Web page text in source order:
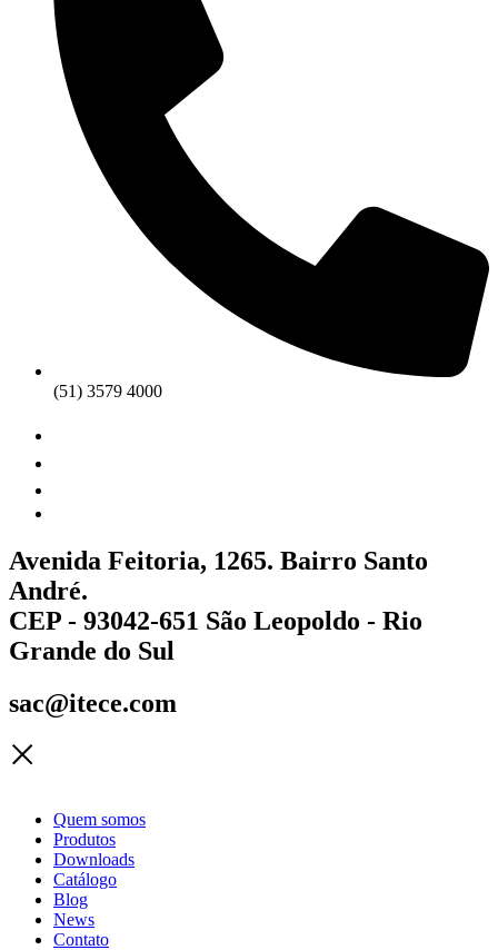
(51) 3579 4000
Avenida Feitoria, 1265. Bairro Santo
André.
CEP - 93042-651 São Leopoldo - Rio
Grande do Sul
sac@itece.com
Quem somos
Produtos
Downloads
Catálogo
Blog
News
Contato